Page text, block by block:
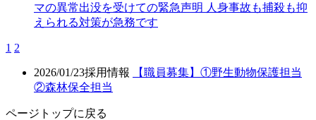
マの異常出没を受けての緊急声明 人身事故も捕殺も抑
えられる対策が急務です
1 2
2026/01/23採用情報
【職員募集】①野生動物保護担当
②森林保全担当
ページトップに戻る